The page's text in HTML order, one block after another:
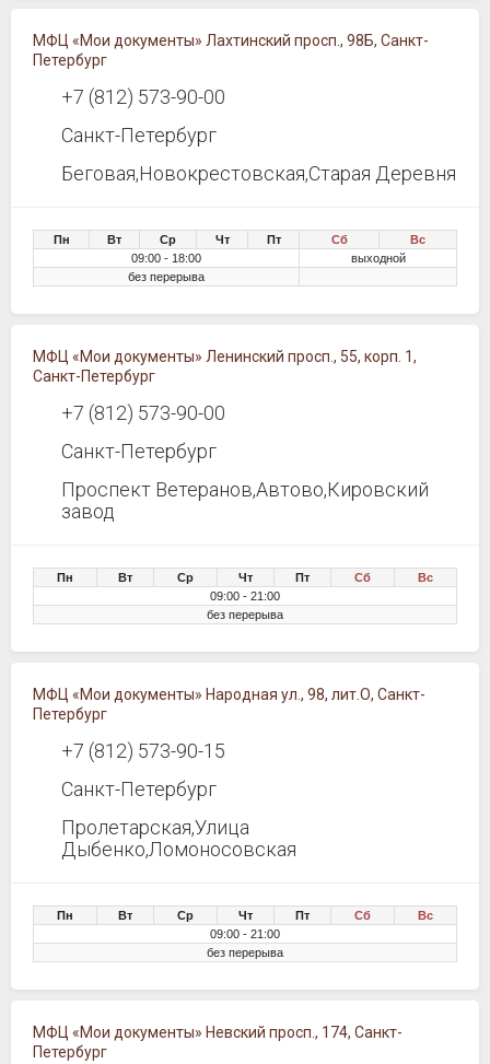
МФЦ «Мои документы» Лахтинский просп., 98Б, Санкт-
Петербург
+7 (812) 573-90-00
Санкт-Петербург
Беговая,Новокрестовская,Старая Деревня
Пн Вт Ср Чт Пт Сб
Вс
09:00 - 18:00
выходной
без перерыва
МФЦ «Мои документы» Ленинский просп., 55, корп. 1,
Санкт-Петербург
+7 (812) 573-90-00
Санкт-Петербург
Проспект Ветеранов,Автово,Кировский
завод
Пн Вт Ср Чт Пт Сб
Вс
09:00 - 21:00
без перерыва
МФЦ «Мои документы» Народная ул., 98, лит.О, Санкт-
Петербург
+7 (812) 573-90-15
Санкт-Петербург
Пролетарская,Улица
Дыбенко,Ломоносовская
Пн Вт Ср Чт Пт Сб
Вс
09:00 - 21:00
без перерыва
МФЦ «Мои документы» Невский просп., 174, Санкт-
Петербург